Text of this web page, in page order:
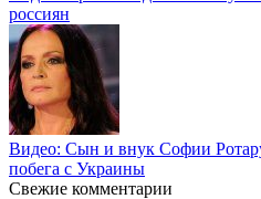
россиян
Видео: Сын и внук Софии
побега с Украины
Свежие комментарии